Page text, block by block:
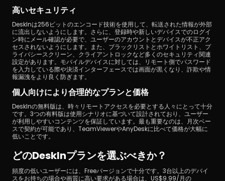
高いセキュリティ
DeskInは256ビットのエンコード技術を使用して、転送された情報が外部
に流出しないようにします。さらに、登録時や新しいデバイスでのログイ
ン時にメール確認が必要で、ユーザーのアカウントとデバイスが不正アク
セスされないようにします。また、ブラックリストとホワイトリスト、プ
ライバシースクリーン、クライアントロックなど多くのセキュリティ関連
設定があります。モバイルデバイスに対しては、リモート側でパスワード
を入力している際や決済インターフェースでは画面が黒くなり、詐欺や情
報漏洩をより良く防ぎます。
個人向けにより合理的なプランと価格
DeskInの無料版は、時々リモートアクセスを必要とする人々にとって十分
です。3つの有料版は使用シナリオに基づいて設計されており、ユーザー
が利用しやすいコンテンツを保証しています。最も重要なのは、月次ベー
スで契約が可能であり、TeamViewerやAnyDeskに比べて価格が大幅に
低いことです。
どのDeskInプランを選ぶべきか？
頻度の低いユーザーには、Freeバージョンで十分です。3台以上のデバイ
スをお持ちの場合や画質に高い要求がある場合は、US$9.99/月の